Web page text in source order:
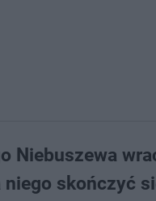
Niebuszewa
skończyć